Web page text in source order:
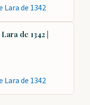
Lara de 1342
de 1342 |
Lara de 1342